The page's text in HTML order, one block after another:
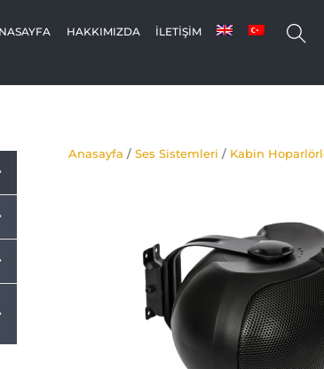
HAKKIMIZDA İLETIŞIM
Anasayfa / Ses Sistemleri / Kabin